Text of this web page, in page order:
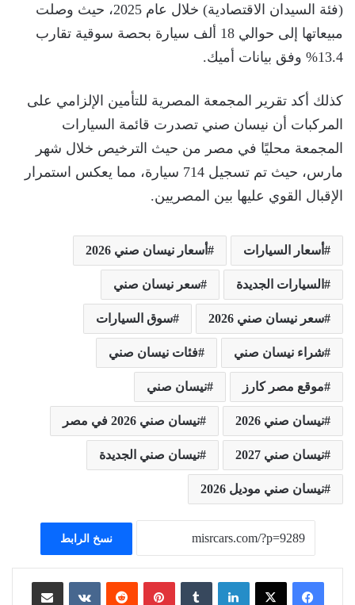
(فئة السيدان الاقتصادية) خلال عام 2025، حيث وصلت
مبيعاتها إلى حوالي 18 ألف سيارة بحصة سوقية تقارب
13.4% وفق بيانات أميك.
كذلك أكد تقرير المجمعة المصرية للتأمين الإلزامي على
المركبات أن نيسان صني تصدرت قائمة السيارات
المجمعة محليًا في مصر من حيث الترخيص خلال شهر
مارس، حيث تم تسجيل 714 سيارة، مما يعكس استمرار
الإقبال القوي عليها بين المصريين.
أسعار السيارات أسعار نيسان صني 2026
السيارات الجديدة سعر نيسان صني
سعر نيسان صني 2026 سوق السيارات
شراء نيسان صني فئات نيسان صني
موقع مصر كارز نيسان صني
نيسان صني 2026 نيسان صني 2026 في مصر
نيسان صني 2027 نيسان صني الجديدة
نيسان صني موديل 2026
نسخ الرابط
لينكدإن ‏Tumblr بينتيريست
‏Reddit
‏VKontakte مشاركة عبر البريد